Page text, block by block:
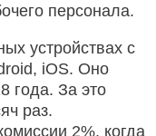
персонала.
устройствах с
iOS. Оно
года. За это
раз.
2%, когда